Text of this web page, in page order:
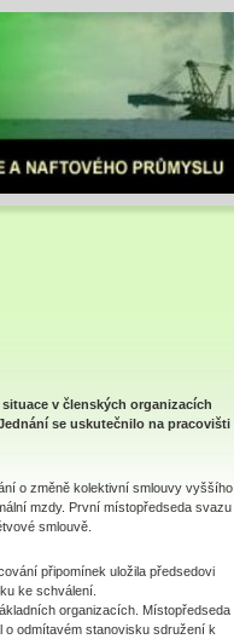
v členských organizacích
se uskutečnilo na pracovišti
o změně kolektivní smlouvy vyššího
mzdy. První místopředseda svazu
smlouvě.
připomínek uložila předsedovi
ke schválení.
organizacích. Místopředseda
odmítavém stanovisku sdružení k